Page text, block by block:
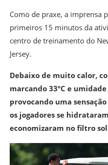
Como de praxe, a imprensa
primeiros 15 minutos da
centro de treinamento do
Jersey.
Debaixo de muito calor,
marcando 33ºC e
provocando uma
os jogadores se
economizaram no filtro